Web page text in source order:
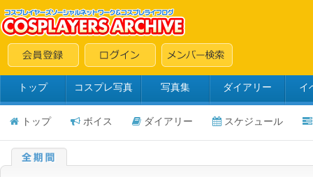
トップ コスプレ写真 写真集 ダイアリー イ
トップ ボイス ダイアリー スケジュール